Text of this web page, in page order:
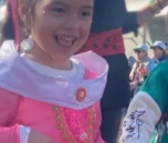
Festa de